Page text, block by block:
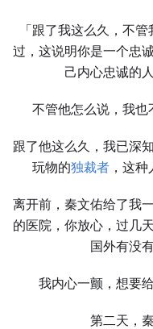
「跟了我这么久，不
过，这说明你是一个忠
己内心忠诚的
不管他怎么说，我也
跟了他这么久，我已深
玩物的独裁者 ，这
离开前，秦文佑给了我
的医院，你放心，过几
国外有没
我内心一颤，想要
第二天，